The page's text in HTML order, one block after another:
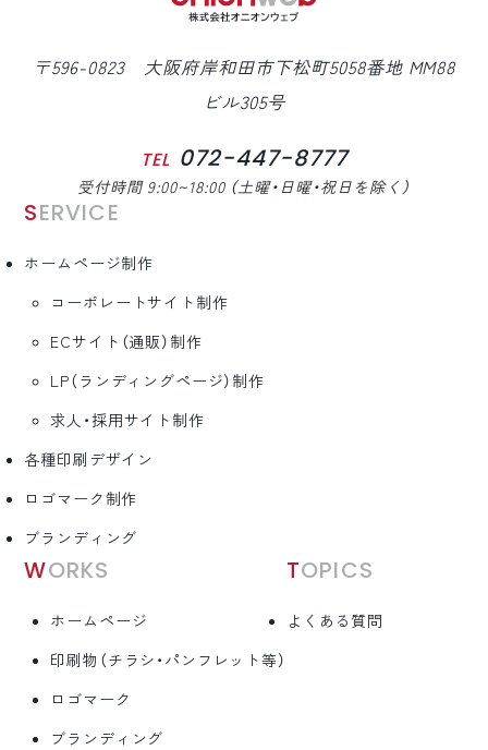
〒596-0823 大阪府岸和田市下松町5058番地 MM88
ビル305号
TEL 072-447-8777
受付時間 9:00~18:00 （土曜・日曜・祝日を除く）
SERVICE
ホームページ制作
コーポレートサイト制作
ECサイト（通販）制作
LP（ランディングページ）制作
求人・採用サイト制作
各種印刷デザイン
ロゴマーク制作
ブランディング
WORKS
ホームページ
印刷物（チラシ・パンフレット等）
ロゴマーク
ブランディング
TOPICS
よくある質問